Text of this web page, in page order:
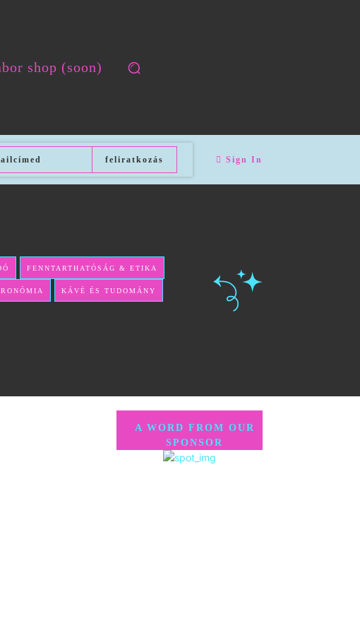
shop (soon)
feliratkozás Sign In
FENNTARTHATÓSÁG & ETIKA
KÁVÉ ÉS TUDOMÁNY
A WORD FROM OUR
SPONSOR